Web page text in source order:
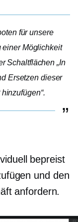
für unsere
Möglichkeit
Schaltflächen „In
Ersetzen dieser
bepreist
und den
anfordern.